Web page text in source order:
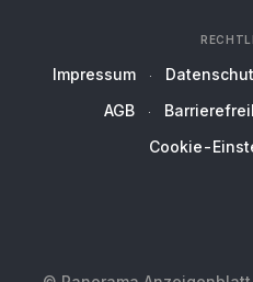
Impressum
AGB
Cookie-